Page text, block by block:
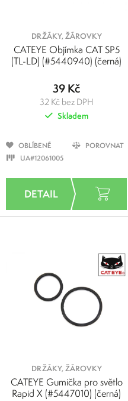
DRŽÁKY, ŽÁROVKY
CATEYE Objímka CAT SP5
(TL-LD) (#5440940) (černá)
39 Kč
32 Kč bez DPH
Skladem
OBLÍBENÉ
POROVNAT
UA#12061005
DRŽÁKY, ŽÁROVKY
CATEYE Gumička pro světlo
Rapid X (#5447010) (černá)